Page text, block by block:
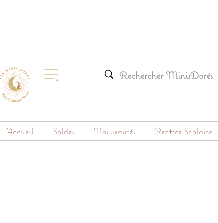
Accueil Soldes Nouveautés Rentrée Scolaire